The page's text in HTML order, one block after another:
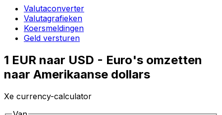
Valutaconverter
Valutagrafieken
Koersmeldingen
Geld versturen
1 EUR naar USD - Euro's omzetten
naar Amerikaanse dollars
Xe currency-calculator